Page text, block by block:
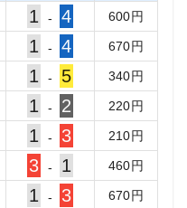
1 - 4 600円
1 - 4 670円
1 - 5 340円
1 - 2 220円
1 - 3 210円
3 - 1 460円
1 - 3 670円